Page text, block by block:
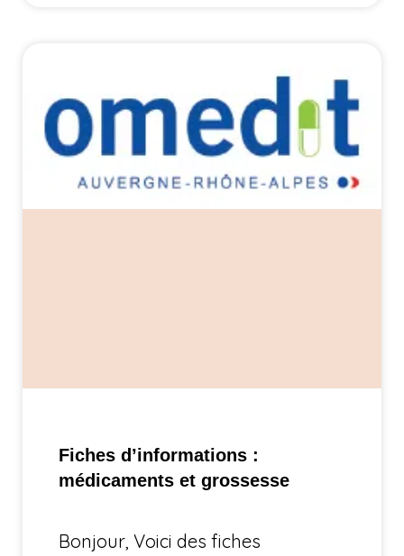
Fiches d’informations :
médicaments et grossesse
Bonjour, Voici des fiches